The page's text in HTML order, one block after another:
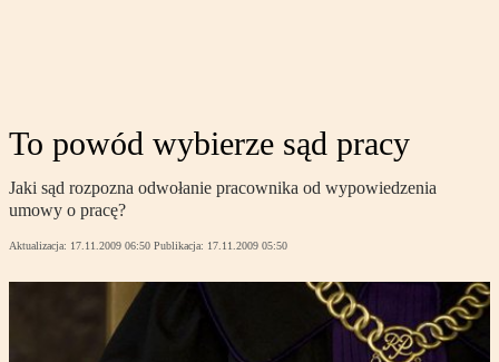
To powód wybierze sąd pracy
Jaki sąd rozpozna odwołanie pracownika od wypowiedzenia
umowy o pracę?
Aktualizacja: 17.11.2009 06:50 Publikacja: 17.11.2009 05:50